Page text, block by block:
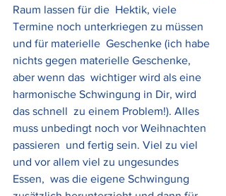
Raum lassen für die  Hektik, viele
Termine noch unterkriegen zu müssen
und für materielle  Geschenke (ich habe
nichts gegen materielle Geschenke,
aber wenn das  wichtiger wird als eine
harmonische Schwingung in Dir, wird
das schnell  zu einem Problem!). Alles
muss unbedingt noch vor Weihnachten
passieren  und fertig sein. Viel zu viel
und vor allem viel zu ungesundes
Essen,  was die eigene Schwingung